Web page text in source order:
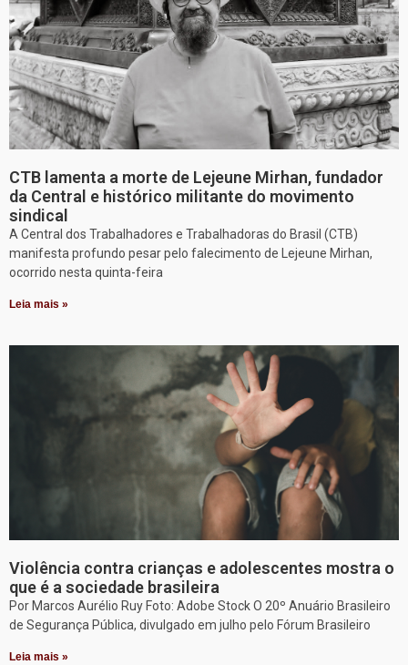
CTB lamenta a morte de Lejeune Mirhan, fundador
da Central e histórico militante do movimento
sindical
A Central dos Trabalhadores e Trabalhadoras do Brasil (CTB)
manifesta profundo pesar pelo falecimento de Lejeune Mirhan,
ocorrido nesta quinta-feira
Leia mais »
Violência contra crianças e adolescentes mostra o
que é a sociedade brasileira
Por Marcos Aurélio Ruy Foto: Adobe Stock O 20º Anuário Brasileiro
de Segurança Pública, divulgado em julho pelo Fórum Brasileiro
Leia mais »